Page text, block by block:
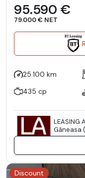
95.590 €
79.000 € NET
25.100 km
435 cp
LEASING
Găneasa
Discount